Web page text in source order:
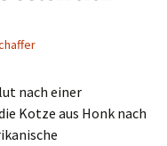
nach einer
Kotze aus Honk nach